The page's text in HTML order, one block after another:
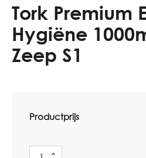
Tork Premium
Hygiëne
Zeep S1
Productprijs
Tork